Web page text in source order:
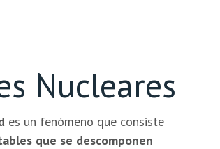
Nucleares
es un fenómeno que consiste
que se descomponen